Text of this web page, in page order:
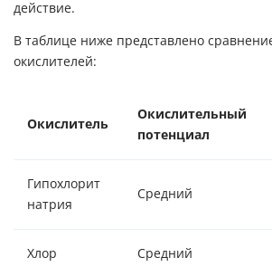
действие.
В таблице ниже представлено
окислителей:
Окислитель
Окислительный
потенциал
Гипохлорит
натрия
Средний
Хлор Средний